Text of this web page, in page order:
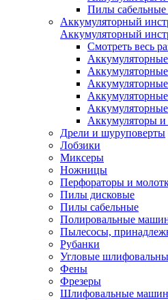
Пилы сабельные
Аккумуляторный
Аккумуляторный
Смотреть весь
Аккумуляторы и
Дрели и шуруповерты
Лобзики
Миксеры
Ножницы
Перфораторы и
Пилы дисковые
Пилы сабельные
Полировальные
Пылесосы,
Рубанки
Угловые
Фены
Фрезеры
Шлифовальные